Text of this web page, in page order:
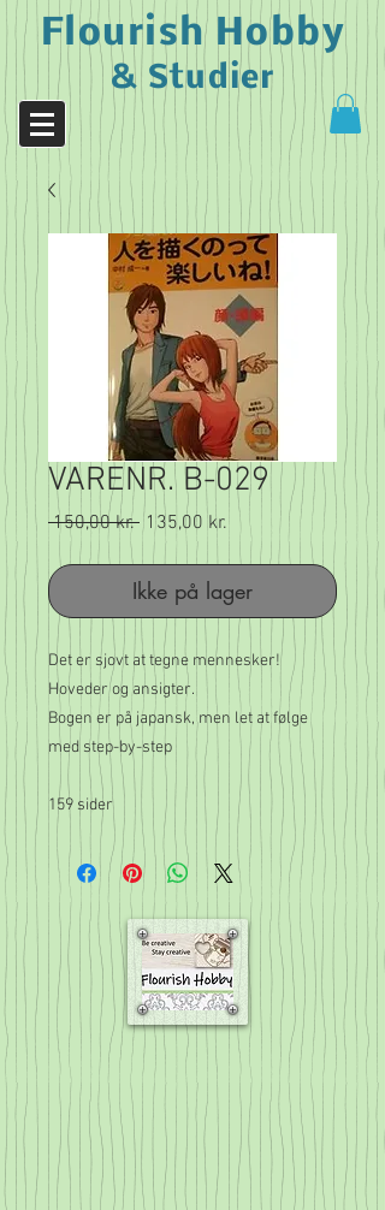
Flourish Hobby
& Studier
VARENR. B-029
150,00 kr. Regulær
135,00 kr. Salgspris
Ikke på lager
Det er sjovt at tegne mennesker!
Hoveder og ansigter.
Bogen er på japansk, men let at følge
med step-by-step
159 sider